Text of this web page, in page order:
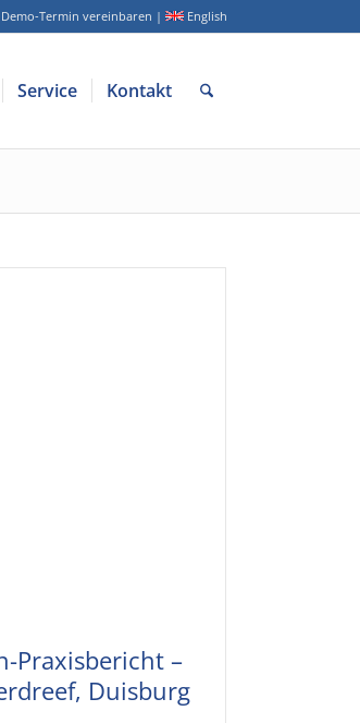
Demo-Termin vereinbaren | English
Service Kontakt
Praxisbericht –
Duisburg